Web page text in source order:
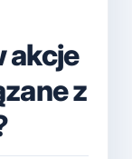
akcje
z